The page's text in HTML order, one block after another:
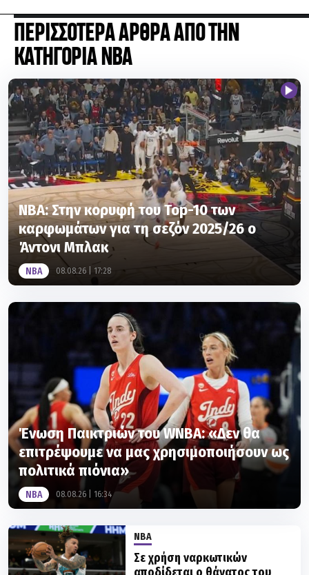
ΠΕΡΙΣΣΟΤΕΡΑ ΑΡΘΡΑ ΑΠΟ ΤΗΝ
ΚΑΤΗΓΟΡΙΑ NBA
ΝΒΑ: Στην κορυφή του Top-10 των
καρφωμάτων για τη σεζόν 2025/26 ο
Άντονι Μπλακ
NBA 08.08.26 | 17:28
Ένωση Παικτριών του WNBA: «Δεν θα
επιτρέψουμε να μας χρησιμοποιήσουν ως
πολιτικά πιόνια»
NBA 08.08.26 | 16:34
NBA
Σε χρήση ναρκωτικών